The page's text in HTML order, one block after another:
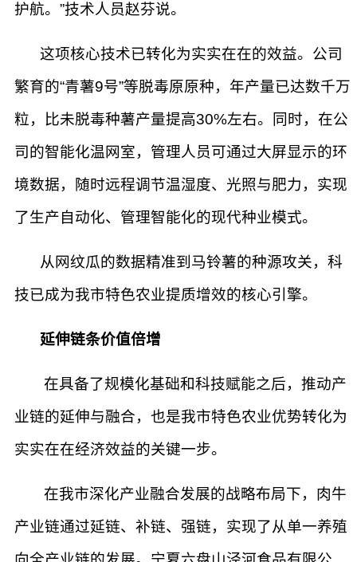
护航。”技术人员赵芬说。
这项核心技术已转化为实实在在的效益。公司
繁育的“青薯9号”等脱毒原原种，年产量已达数千万
粒，比未脱毒种薯产量提高30%左右。同时，在公
司的智能化温网室，管理人员可通过大屏显示的环
境数据，随时远程调节温湿度、光照与肥力，实现
了生产自动化、管理智能化的现代种业模式。
从网纹瓜的数据精准到马铃薯的种源攻关，科
技已成为我市特色农业提质增效的核心引擎。
延伸链条价值倍增
在具备了规模化基础和科技赋能之后，推动产
业链的延伸与融合，也是我市特色农业优势转化为
实实在在经济效益的关键一步。
在我市深化产业融合发展的战略布局下，肉牛
产业链通过延链、补链、强链，实现了从单一养殖